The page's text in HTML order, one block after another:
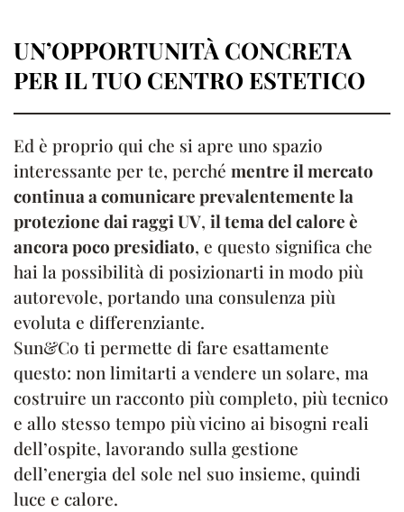
UN’OPPORTUNITÀ CONCRETA
PER IL TUO CENTRO ESTETICO
Ed è proprio qui che si apre uno spazio
interessante per te, perché mentre il mercato
continua a comunicare prevalentemente la
protezione dai raggi UV, il tema del calore è
ancora poco presidiato, e questo significa che
hai la possibilità di posizionarti in modo più
autorevole, portando una consulenza più
evoluta e differenziante.
Sun&Co ti permette di fare esattamente
questo: non limitarti a vendere un solare, ma
costruire un racconto più completo, più tecnico
e allo stesso tempo più vicino ai bisogni reali
dell’ospite, lavorando sulla gestione
dell’energia del sole nel suo insieme, quindi
luce e calore.